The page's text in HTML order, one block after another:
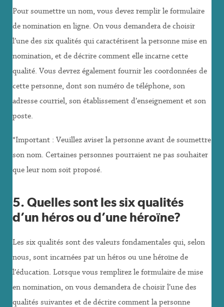
Pour soumettre un nom, vous devez remplir le formulaire
de nomination en ligne. On vous demandera de choisir
l’une des six qualités qui caractérisent la personne mise en
nomination, et de décrire comment elle incarne cette
qualité. Vous devrez également fournir les coordonnées de
cette personne, dont son numéro de téléphone, son
adresse courriel, son établissement d’enseignement et son
poste.
*Important : Veuillez aviser la personne avant de soumettre
son nom. Certaines personnes pourraient ne pas souhaiter
que leur nom soit proposé.
5. Quelles sont les six qualités
d’un héros ou d’une héroïne?
Les six qualités sont des valeurs fondamentales qui, selon
nous, sont incarnées par un héros ou une héroïne de
l’éducation. Lorsque vous remplirez le formulaire de mise
en nomination, on vous demandera de choisir l’une des
qualités suivantes et de décrire comment la personne